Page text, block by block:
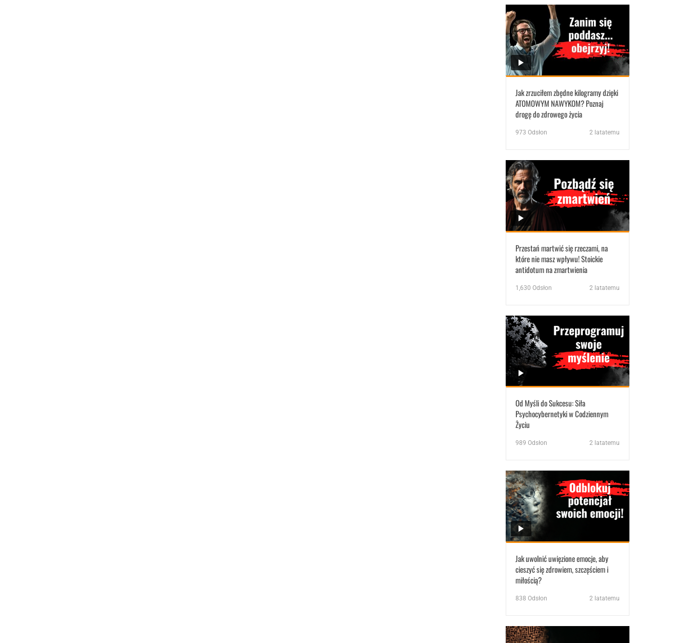
Jak zrzuciłem zbędne kilogramy dzięki
ATOMOWYM NAWYKOM? Poznaj
drogę do zdrowego życia
973 Odsłon 2 latatemu
Przestań martwić się rzeczami, na
które nie masz wpływu! Stoickie
antidotum na zmartwienia
1,630 Odsłon 2 latatemu
Od Myśli do Sukcesu: Siła
Psychocybernetyki w Codziennym
Życiu
989 Odsłon 2 latatemu
Jak uwolnić uwięzione emocje, aby
cieszyć się zdrowiem, szczęściem i
miłością?
838 Odsłon 2 latatemu